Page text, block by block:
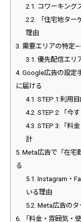
2.1.
コワーキング
2.2.
「住宅地ター
理由
3. 需要エリアの特定
3.1. 優先配信エリ
4. Google広告の設定
に届ける
4.1. STEP 1:利用
4.2. STEP 2:「今
4.3. STEP 3:「料
計
5. Meta広告で「在宅
る
5.1. Instagram・
いる理由
5.2. Meta広告のタ
6.
「料金・雰囲気・